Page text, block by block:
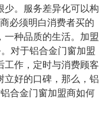
少。服务差异化可以构
必须明白消费者买的
一种品质的生活。加盟
对于铝合金门窗加盟
工作，定时与消费顾客
立好的口碑，那么，铝
合金门窗加盟商如何